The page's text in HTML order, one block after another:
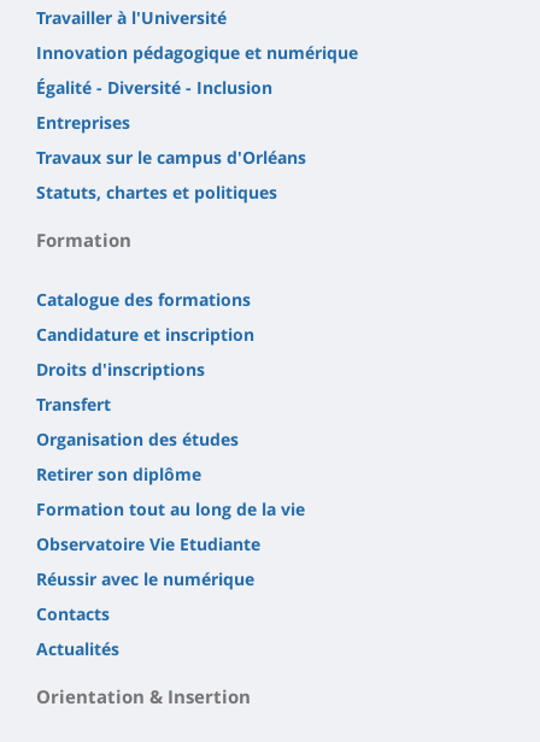
Travailler à l'Université
Innovation pédagogique et numérique
Égalité - Diversité - Inclusion
Entreprises
Travaux sur le campus d'Orléans
Statuts, chartes et politiques
Formation
Catalogue des formations
Candidature et inscription
Droits d'inscriptions
Transfert
Organisation des études
Retirer son diplôme
Formation tout au long de la vie
Observatoire Vie Etudiante
Réussir avec le numérique
Contacts
Actualités
Orientation & Insertion